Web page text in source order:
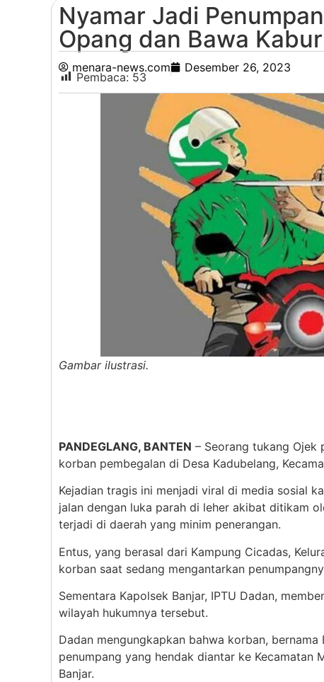
Nyamar Jadi
Opang dan Bawa
menara-news.com Desember 26, 2023
Pembaca: 53
Gambar ilustrasi.
PANDEGLANG, BANTEN – Seorang tukang Ojek
korban pembegalan di Desa Kadubelang,
Kejadian tragis ini menjadi viral di media sosial
jalan dengan luka parah di leher akibat ditikam
terjadi di daerah yang minim penerangan.
Entus, yang berasal dari Kampung Cicadas,
korban saat sedang mengantarkan
Sementara Kapolsek Banjar, IPTU Dadan,
wilayah hukumnya tersebut.
Dadan mengungkapkan bahwa korban,
penumpang yang hendak diantar ke Kecamatan
Banjar.